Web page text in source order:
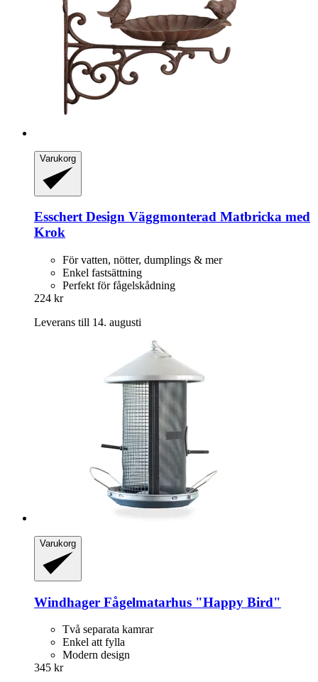
Varukorg
Esschert Design Väggmonterad Matbricka med
Krok
För vatten, nötter, dumplings & mer
Enkel fastsättning
Perfekt för fågelskådning
224 kr
Leverans till 14. augusti
Varukorg
Windhager Fågelmatarhus "Happy Bird"
Två separata kamrar
Enkel att fylla
Modern design
345 kr